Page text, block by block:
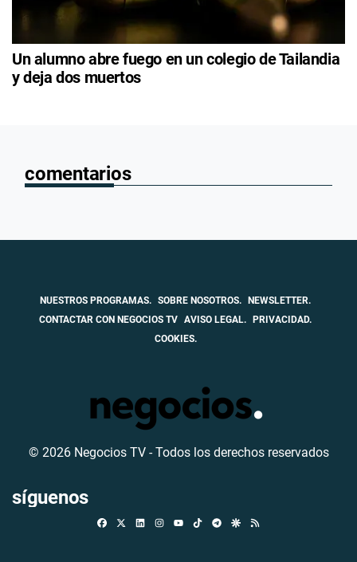
Un alumno abre fuego en un colegio de Tailandia
y deja dos muertos
comentarios
NUESTROS PROGRAMAS. SOBRE NOSOTROS.
NEWSLETTER.
CONTACTAR CON NEGOCIOS TV AVISO LEGAL.
PRIVACIDAD.
COOKIES.
© 2026 Negocios TV - Todos los derechos reservados
síguenos
FacebookLinkedinInstagramTikTokTelegramGoogle Discover